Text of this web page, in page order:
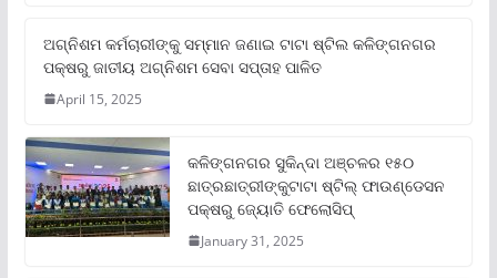
ଅଗ୍ନିଶମ କର୍ମଚାରୀଙ୍କୁ ସମ୍ମାନ ଜଣାଇ ଟାଟା ଷ୍ଟିଲ କଳିଙ୍ଗନଗର
ପକ୍ଷରୁ ଜାତୀୟ ଅଗ୍ନିଶମ ସେବା ସପ୍ତାହ ପାଳିତ
April 15, 2025
କଳିଙ୍ଗନଗର ସୁକିନ୍ଦା ଅଞ୍ଚଳର ୧୫୦
ଛାତ୍ରଛାତ୍ରୀଙ୍କୁଟାଟା ଷ୍ଟିଲ୍ ଫାଉଣ୍ଡେସନ
ପକ୍ଷରୁ ଜ୍ୟୋତି ଫେଲୋସିପ୍‌
January 31, 2025